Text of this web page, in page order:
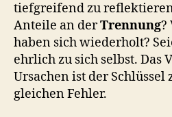
tiefgreifend zu
Anteile an derTrennung?
haben sich wiederholt?
ehrlich zu sich selbst. Das
Ursachen ist der
gleichen Fehler.